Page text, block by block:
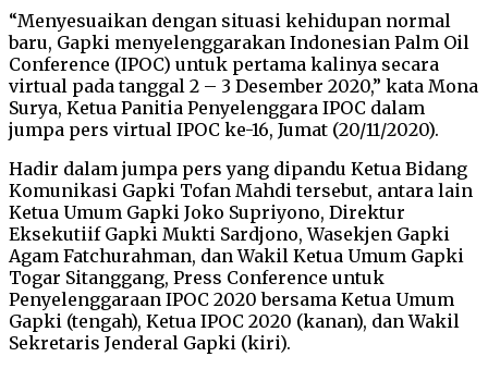
“Menyesuaikan dengan situasi kehidupan normal
baru, Gapki menyelenggarakan Indonesian Palm Oil
Conference (IPOC) untuk pertama kalinya secara
virtual pada tanggal 2 – 3 Desember 2020,” kata Mona
Surya, Ketua Panitia Penyelenggara IPOC dalam
jumpa pers virtual IPOC ke-16, Jumat (20/11/2020).
Hadir dalam jumpa pers yang dipandu Ketua Bidang
Komunikasi Gapki Tofan Mahdi tersebut, antara lain
Ketua Umum Gapki Joko Supriyono, Direktur
Eksekutiif Gapki Mukti Sardjono, Wasekjen Gapki
Agam Fatchurahman, dan Wakil Ketua Umum Gapki
Togar Sitanggang, Press Conference untuk
Penyelenggaraan IPOC 2020 bersama Ketua Umum
Gapki (tengah), Ketua IPOC 2020 (kanan), dan Wakil
Sekretaris Jenderal Gapki (kiri).